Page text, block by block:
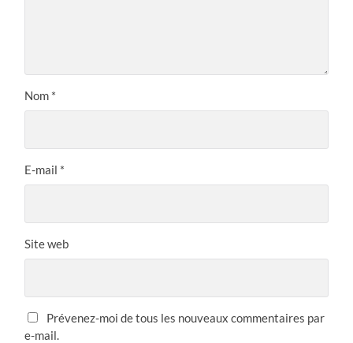
Nom *
E-mail *
Site web
Prévenez-moi de tous les nouveaux commentaires par
e-mail.